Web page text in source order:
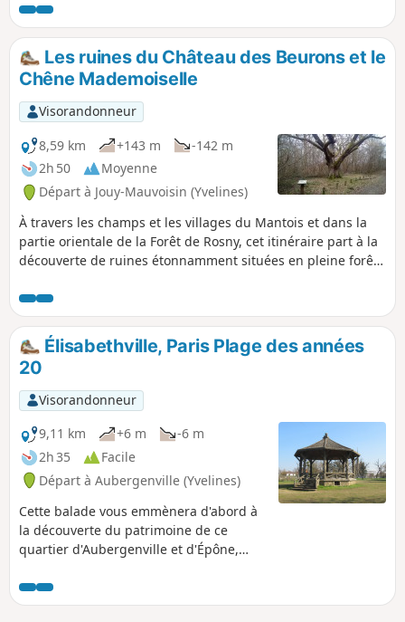
de superbes paysages de lande. Un beau patrimoine bâti
est également au rendez-vous. N.B. Le bac sur la Seine est
saisonnier : cette randonnée ne peut être entreprise qu'en
fin de semaine, d'avril à octobre (voir les informations
pratiques).
Les ruines du Château des Beurons et le
Chêne Mademoiselle
Visorandonneur
8,59 km
+143 m
-142 m
2h 50
Moyenne
Départ à Jouy-Mauvoisin (Yvelines)
À travers les champs et les villages du Mantois et dans la
partie orientale de la Forêt de Rosny, cet itinéraire part à la
découverte de ruines étonnamment situées en pleine forêt
Mauvoisin et de Petit Perdreauville, un manoir, quelques
beaux corps de ferme et un petit patrimoine lié à l'eau
complètent le tableau.
Élisabethville, Paris Plage des années
20
Visorandonneur
9,11 km
+6 m
-6 m
2h 35
Facile
Départ à Aubergenville (Yvelines)
Cette balade vous emmènera d'abord à
la découverte du patrimoine de ce
quartier d'Aubergenville et d'Épône,
créée dans les années 20. Pour le retour
vous cheminerez au fil de la Mauldre et